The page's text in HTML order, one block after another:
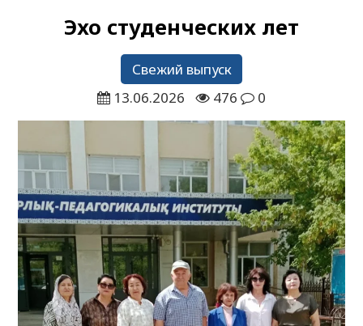
Эхо студенческих лет
Свежий выпуск
13.06.2026
476 0